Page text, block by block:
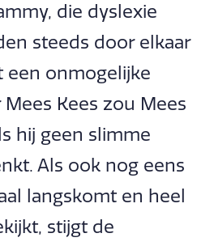
die dyslexie
steeds door elkaar
een onmogelijke
Kees zou Mees
hij geen slimme
Als ook nog eens
langskomt en heel
stijgt de